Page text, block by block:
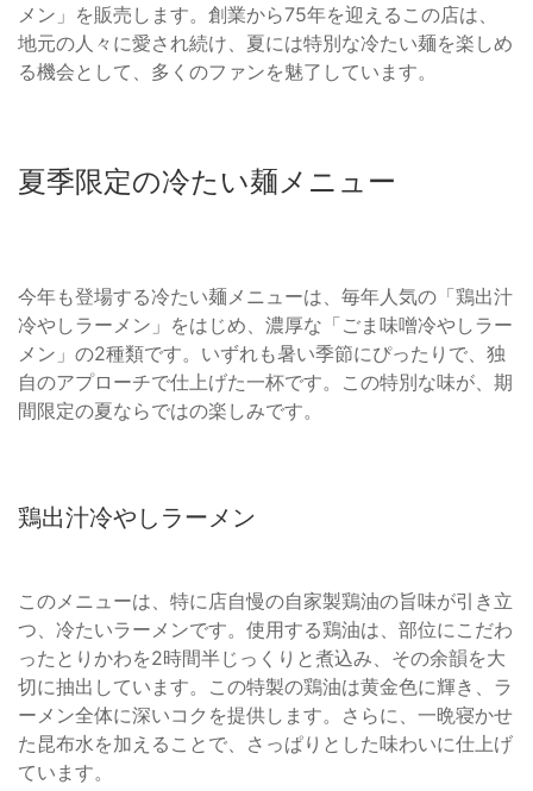
メン」を販売します。創業から75年を迎えるこの店は、
地元の人々に愛され続け、夏には特別な冷たい麺を楽しめ
る機会として、多くのファンを魅了しています。
夏季限定の冷たい麺メニュー
今年も登場する冷たい麺メニューは、毎年人気の「鶏出汁
冷やしラーメン」をはじめ、濃厚な「ごま味噌冷やしラー
メン」の2種類です。いずれも暑い季節にぴったりで、独
自のアプローチで仕上げた一杯です。この特別な味が、期
間限定の夏ならではの楽しみです。
鶏出汁冷やしラーメン
このメニューは、特に店自慢の自家製鶏油の旨味が引き立
つ、冷たいラーメンです。使用する鶏油は、部位にこだわ
ったとりかわを2時間半じっくりと煮込み、その余韻を大
切に抽出しています。この特製の鶏油は黄金色に輝き、ラ
ーメン全体に深いコクを提供します。さらに、一晩寝かせ
た昆布水を加えることで、さっぱりとした味わいに仕上げ
ています。